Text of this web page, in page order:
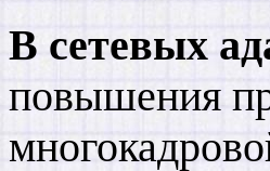
В сетевых
повышения